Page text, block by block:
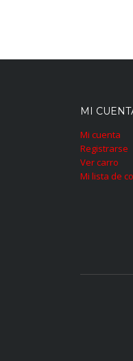
MI
Mi cuenta
Registrarse
Ver carro
Mi lista de